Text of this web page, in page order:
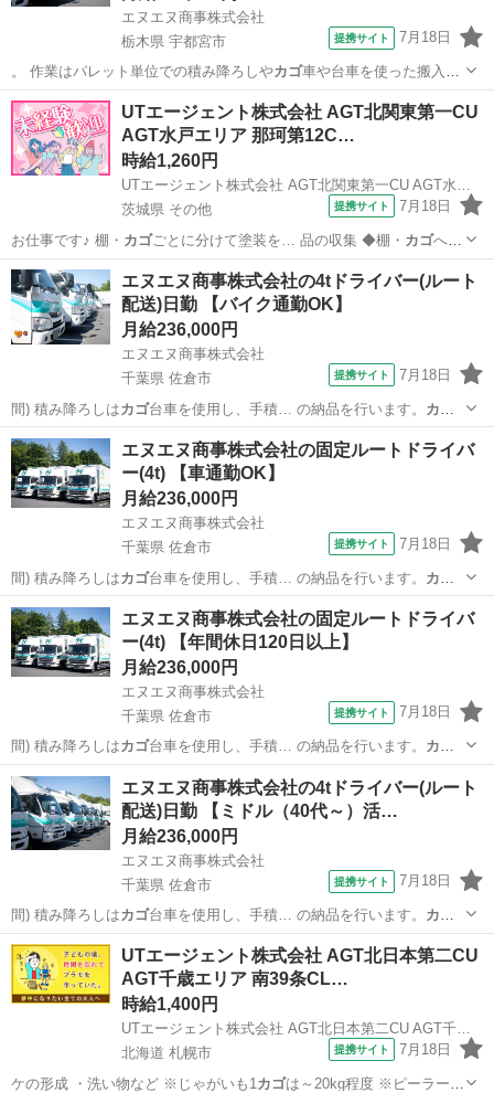
エヌエヌ商事株式会社
栃木県 宇都宮市
提携サイト 7月18日
。 作業はパレット単位での積み降ろしやカゴ車や台車を使った搬入を
行うことが多く、…
栃木 宇都宮市 その他
UTエージェント株式会社 AGT北関東第一CU
AGT水戸エリア 那珂第12C…
時給1,260円
UTエージェント株式会社 AGT北関東第一CU AGT水戸エリア 那珂第12CL 《Jdfd1C》
茨城県 その他
提携サイト 7月18日
お仕事です♪ 棚・ カゴ ごとに分けて塗装を… 品の収集 ◆棚・ カゴへの
仕分け ◎新…
茨城 その他 倉庫管理
エヌエヌ商事株式会社の4tドライバー(ルート
配送)日勤 【バイク通勤OK】
月給236,000円
エヌエヌ商事株式会社
千葉県 佐倉市
提携サイト 7月18日
間) 積み降ろしはカゴ台車を使用し、手積… の納品を行います。 カゴ
台車を使用した作業…
千葉 佐倉市
エヌエヌ商事株式会社の固定ルートドライバ
ー(4t) 【車通勤OK】
月給236,000円
エヌエヌ商事株式会社
千葉県 佐倉市
提携サイト 7月18日
間) 積み降ろしはカゴ台車を使用し、手積… の納品を行います。 カゴ
台車を使用した作業…
千葉 佐倉市
エヌエヌ商事株式会社の固定ルートドライバ
ー(4t) 【年間休日120日以上】
月給236,000円
エヌエヌ商事株式会社
千葉県 佐倉市
提携サイト 7月18日
間) 積み降ろしはカゴ台車を使用し、手積… の納品を行います。 カゴ
台車を使用した作業…
千葉 佐倉市
エヌエヌ商事株式会社の4tドライバー(ルート
配送)日勤 【ミドル（40代～）活…
月給236,000円
エヌエヌ商事株式会社
千葉県 佐倉市
提携サイト 7月18日
間) 積み降ろしはカゴ台車を使用し、手積… の納品を行います。 カゴ
台車を使用した作業…
千葉 佐倉市
UTエージェント株式会社 AGT北日本第二CU
AGT千歳エリア 南39条CL…
時給1,400円
UTエージェント株式会社 AGT北日本第二CU AGT千歳エリア 南39条CL 《AUKF1C》
北海道 札幌市
提携サイト 7月18日
ケの形成 ・洗い物など ※じゃがいも1 カゴは～20kg程度 ※ピーラーな